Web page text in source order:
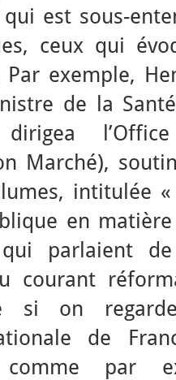
est sous-
ceux qui
Par exemple,
de la
Marché),
intitulée
en
qui parlaient
courant
si on
de
comme par